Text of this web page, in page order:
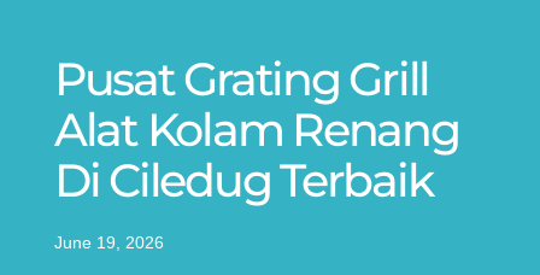
Pusat Grating Grill
Alat Kolam Renang
Di Ciledug Terbaik
June 19, 2026